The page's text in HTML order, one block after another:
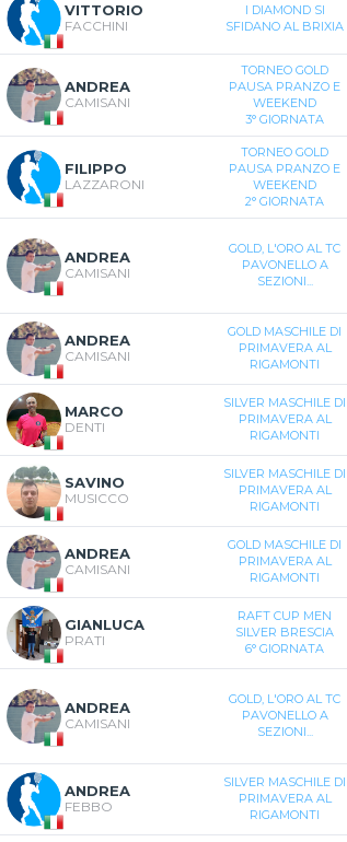
VITTORIO
FACCHINI
I DIAMOND SI
SFIDANO AL BRIXIA
ANDREA
CAMISANI
TORNEO GOLD
PAUSA PRANZO E
WEEKEND
3° GIORNATA
FILIPPO
LAZZARONI
TORNEO GOLD
PAUSA PRANZO E
WEEKEND
2° GIORNATA
ANDREA
CAMISANI
GOLD, L'ORO AL TC
PAVONELLO A
SEZIONI...
ANDREA
CAMISANI
GOLD MASCHILE DI
PRIMAVERA AL
RIGAMONTI
MARCO
DENTI
SILVER MASCHILE DI
PRIMAVERA AL
RIGAMONTI
SAVINO
MUSICCO
SILVER MASCHILE DI
PRIMAVERA AL
RIGAMONTI
ANDREA
CAMISANI
GOLD MASCHILE DI
PRIMAVERA AL
RIGAMONTI
GIANLUCA
PRATI
RAFT CUP MEN
SILVER BRESCIA
6° GIORNATA
ANDREA
CAMISANI
GOLD, L'ORO AL TC
PAVONELLO A
SEZIONI...
ANDREA
FEBBO
SILVER MASCHILE DI
PRIMAVERA AL
RIGAMONTI